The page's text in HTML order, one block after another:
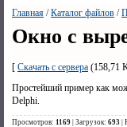
Главная /Каталог файлов /
Окно с
[ Скачать с сервера (158,71
Простейший пример как
Delphi.
Просмотров: 1169 | Загрузок: 693 |